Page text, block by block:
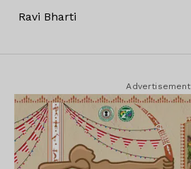
Ravi Bharti
Advertisement